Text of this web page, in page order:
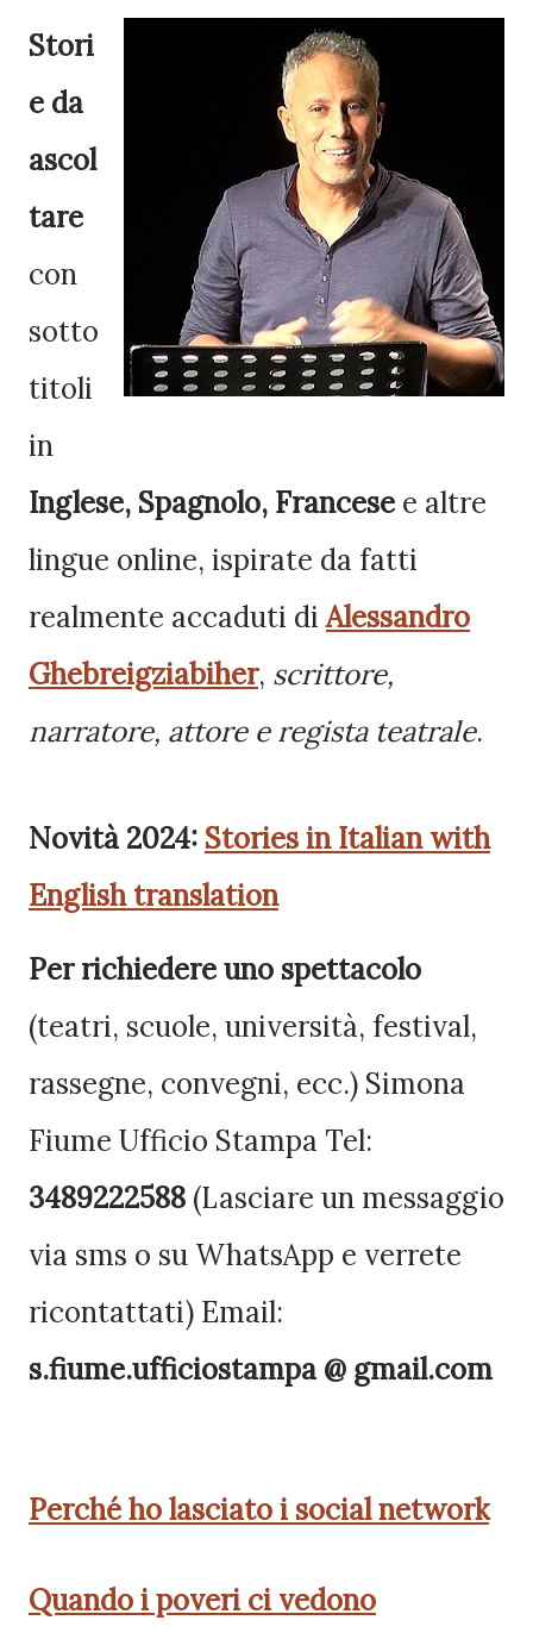
Stori
e da
ascol
tare
con
sotto
titoli
in
Inglese, Spagnolo, Francese e altre
lingue online, ispirate da fatti
realmente accaduti diAlessandro
Ghebreigziabiher, scrittore,
narratore, attore e regista teatrale.
Novità 2024: Stories in Italian with
English translation
Per richiedere uno spettacolo
(teatri, scuole, università, festival,
rassegne, convegni, ecc.) Simona
Fiume Ufficio Stampa Tel:
3489222588 (Lasciare un messaggio
via sms o su WhatsApp e verrete
ricontattati) Email:
s.fiume.ufficiostampa @ gmail.com
Perché ho lasciato i social network
Quando i poveri ci vedono